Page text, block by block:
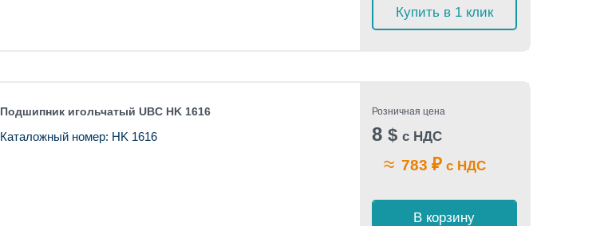
Купить в 1 клик
Подшипник игольчатый UBC HK 1616
Каталожный номер: HK 1616
Розничная цена
8 $ с НДС
≈ 783 ₽с НДС
В корзину